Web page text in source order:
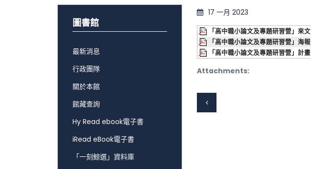
17 一月 2023
Attachments:
「高中職小論文及專題研習營」來文
「高中職小論文及專題研習營」海報
「高中職小論文及專題研習營」計畫
圖書館
最新消息
行政團隊
關於本館
館藏查詢
Hy Read ebook電子書
iRead eBook電子書
「一刻鯨選」資料庫